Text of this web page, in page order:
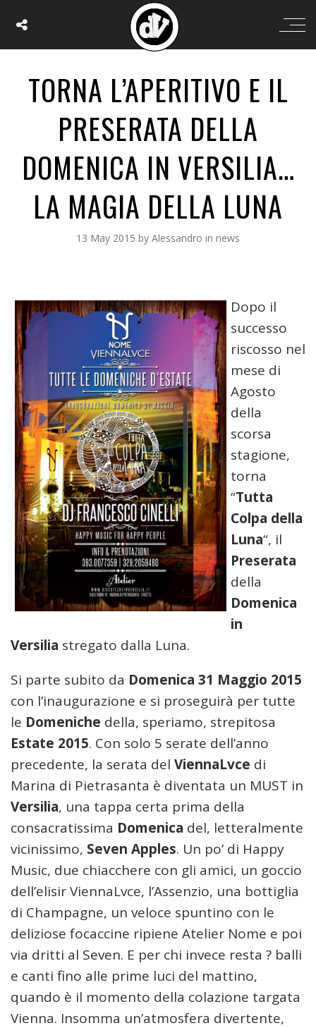
TORNA L’APERITIVO E IL
PRESERATA DELLA
DOMENICA IN VERSILIA…
LA MAGIA DELLA LUNA
13 May 2015 by Alessandro in news
Dopo il
successo
riscosso nel
mese di
Agosto
della
scorsa
stagione,
torna
“Tutta
Colpa della
Luna“, il
Preserata
della
Domenica
in
Versilia stregato dalla Luna.
Si parte subito da Domenica 31 Maggio 2015
con l’inaugurazione e si proseguirà per tutte
le Domeniche della, speriamo, strepitosa
Estate 2015. Con solo 5 serate dell’anno
precedente, la serata del ViennaLvce di
Marina di Pietrasanta è diventata un MUST in
Versilia, una tappa certa prima della
consacratissima Domenica del, letteralmente
vicinissimo, Seven Apples. Un po’ di Happy
Music, due chiacchere con gli amici, un goccio
dell’elisir ViennaLvce, l’Assenzio, una bottiglia
di Champagne, un veloce spuntino con le
deliziose focaccine ripiene Atelier Nome e poi
via dritti al Seven. E per chi invece resta ? balli
e canti fino alle prime luci del mattino,
quando è il momento della colazione targata
Vienna. Insomma un’atmosfera divertente,